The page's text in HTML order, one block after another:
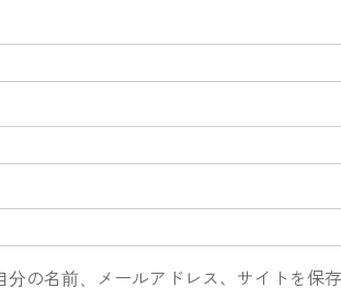
の名前、メールアドレス、サイトを保存